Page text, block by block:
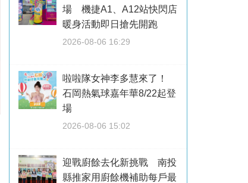
場 機捷A1、A12站快閃店
暖身活動即日搶先開跑
2026-08-06 16:29
啦啦隊女神李多慧來了！
石岡熱氣球嘉年華8/22起登
場
2026-08-06 15:02
迎戰廚餘去化新挑戰 南投
縣推家用廚餘機補助每戶最